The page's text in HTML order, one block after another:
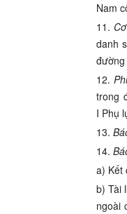
Nam
1 1 .
danh
đường
12.
trong
I Phụ
13.
14.
a) Kết
b) Tài
ngoài